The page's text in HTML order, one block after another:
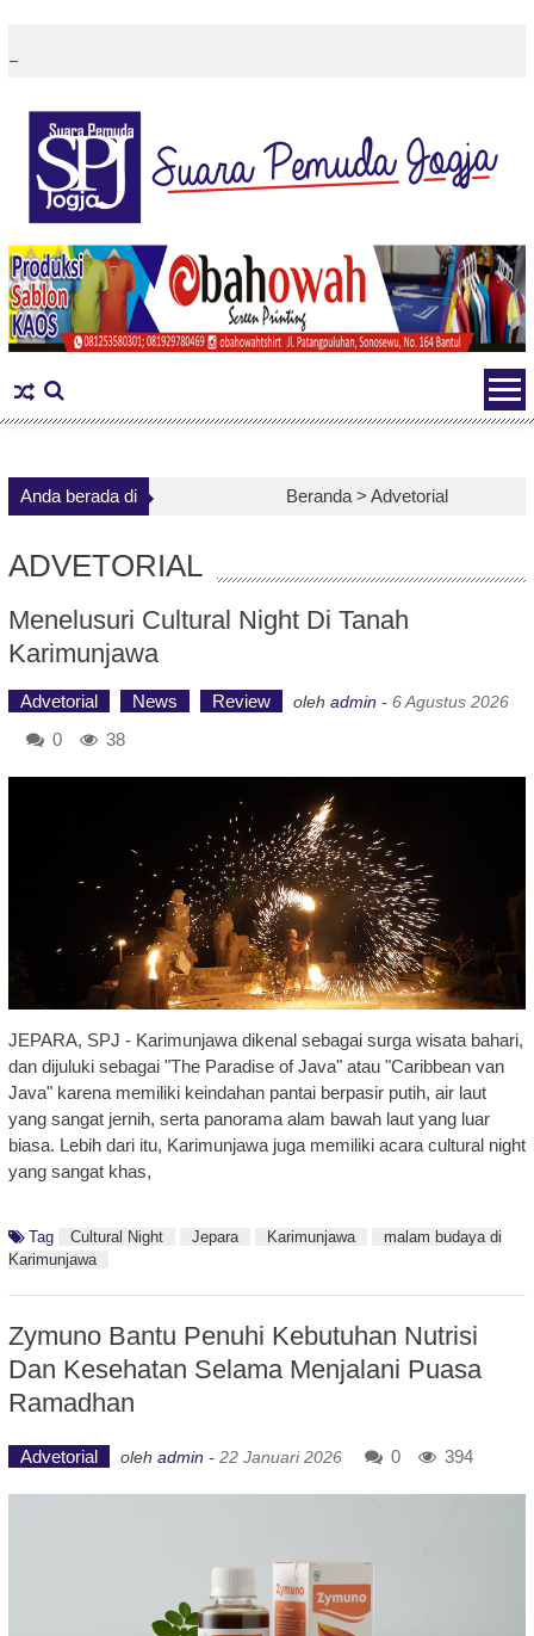
content
Anda berada di Beranda >Advetorial
ADVETORIAL
Menelusuri Cultural Night Di Tanah
Karimunjawa
Advetorial News Review oleh admin - 6 Agustus 2026
0 38
JEPARA, SPJ - Karimunjawa dikenal sebagai surga wisata bahari,
dan dijuluki sebagai "The Paradise of Java" atau "Caribbean van
Java" karena memiliki keindahan pantai berpasir putih, air laut
yang sangat jernih, serta panorama alam bawah laut yang luar
biasa. Lebih dari itu, Karimunjawa juga memiliki acara cultural night
yang sangat khas,
Tag Cultural Night Jepara Karimunjawa
malam budaya di
Karimunjawa
Zymuno Bantu Penuhi Kebutuhan Nutrisi
Dan Kesehatan Selama Menjalani Puasa
Ramadhan
Advetorial oleh admin - 22 Januari 2026 0 394